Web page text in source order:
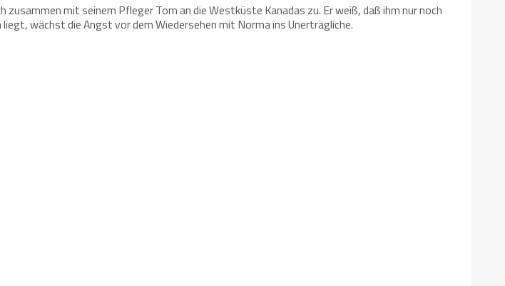
zusammen mit seinem Pfleger Tom an die Westküste Kanadas zu. Er weiß, daß ihm nur noch
wächst die Angst vor dem Wiedersehen mit Norma ins Unerträgliche.